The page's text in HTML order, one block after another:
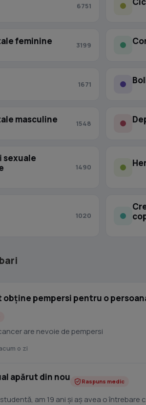
6751
feminine 3199
1671
masculine 1548
sexuale
1490
1020
obține pempersi pentru o
are nevoie de pempersi
o zi
apărut din nou Raspuns medic
am 19 ani și aș avea o întrebare